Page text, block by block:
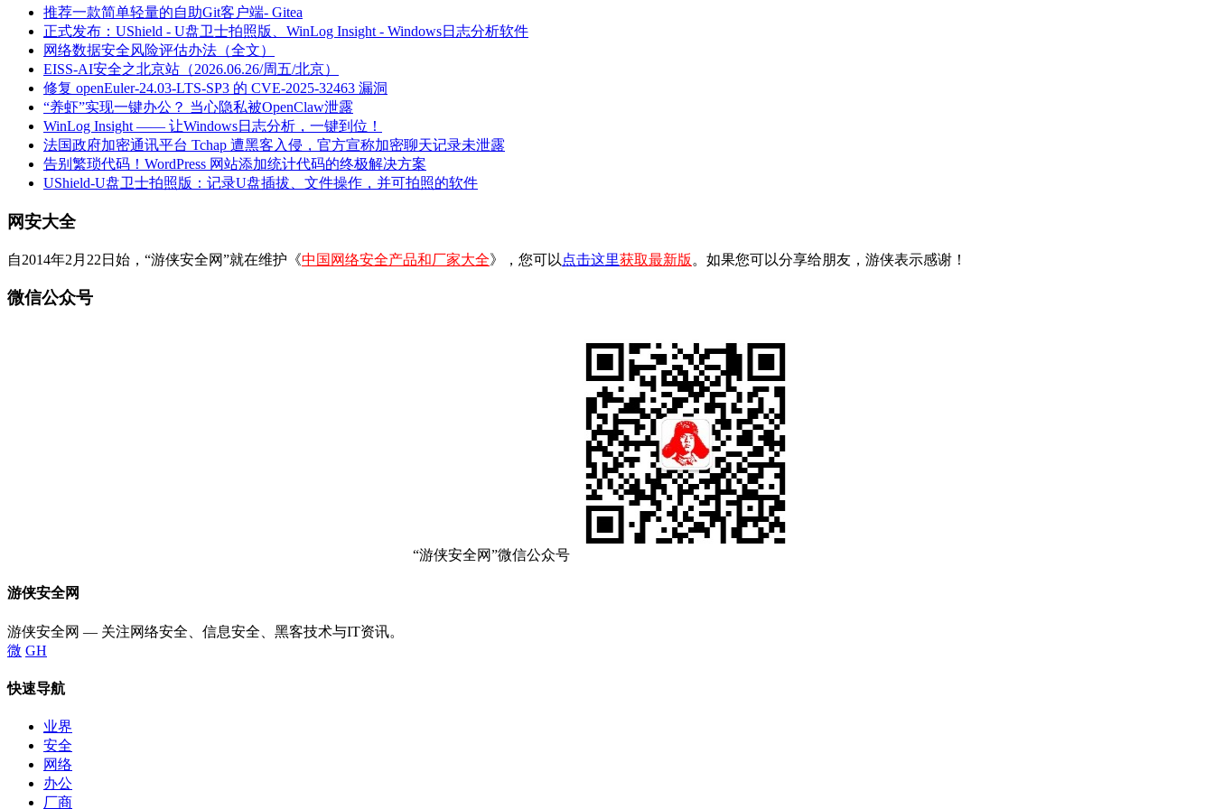
推荐一款简单轻量的自助Git客户端- Gitea
正式发布：UShield - U盘卫士拍照版、WinLog Insight - Windows日志分析软件
网络数据安全风险评估办法（全文）
EISS-AI安全之北京站（2026.06.26/周五/北京）
修复 openEuler-24.03-LTS-SP3 的 CVE-2025-32463 漏洞
“养虾”实现一键办公？ 当心隐私被OpenClaw泄露
WinLog Insight —— 让Windows日志分析，一键到位！
法国政府加密通讯平台 Tchap 遭黑客入侵，官方宣称加密聊天记录未泄露
告别繁琐代码！WordPress 网站添加统计代码的终极解决方案
UShield-U盘卫士拍照版：记录U盘插拔、文件操作，并可拍照的软件
网安大全
自2014年2月22日始，“游侠安全网”就在维护《中国网络安全产品和厂家大全》，您可以 点击这里获取最新版 。如果您可以分享给朋友，游侠表示感谢！
微信公众号
“游侠安全网”微信公众号
游侠安全网
游侠安全网 — 关注网络安全、信息安全、黑客技术与IT资讯。
微 GH
快速导航
业界
安全
网络
办公
厂商